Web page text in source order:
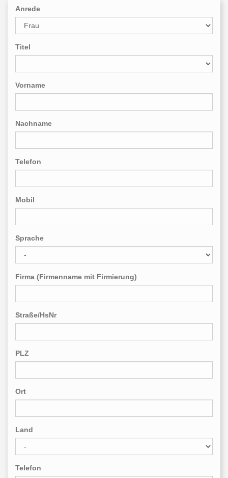
Anrede
Titel
Vorname
Nachname
Telefon
Mobil
Sprache
Firma (Firmenname mit Firmierung)
Straße/HsNr
PLZ
Ort
Land
Telefon